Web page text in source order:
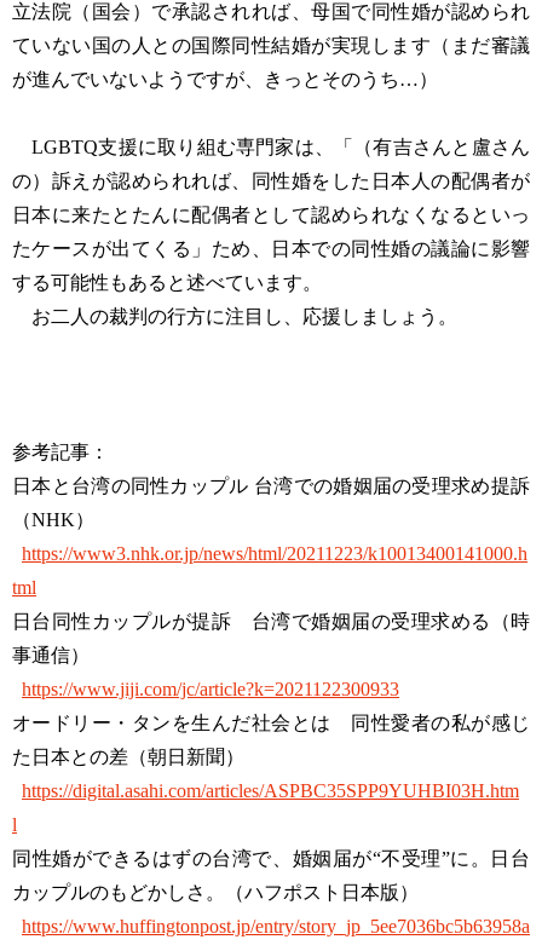
立法院（国会）で承認されれば、母国で同性婚が認められ
ていない国の人との国際同性結婚が実現します（まだ審議
が進んでいないようですが、きっとそのうち…）
LGBTQ支援に取り組む専門家は、「（有吉さんと盧さん
の）訴えが認められれば、同性婚をした日本人の配偶者が
日本に来たとたんに配偶者として認められなくなるといっ
たケースが出てくる」ため、日本での同性婚の議論に影響
する可能性もあると述べています。
お二人の裁判の行方に注目し、応援しましょう。
参考記事：
日本と台湾の同性カップル 台湾での婚姻届の受理求め提訴
（NHK）
https://www3.nhk.or.jp/news/html/20211223/k10013400141000.h
tml
日台同性カップルが提訴 台湾で婚姻届の受理求める（時
事通信）
https://www.jiji.com/jc/article?k=2021122300933
オードリー・タンを生んだ社会とは 同性愛者の私が感じ
た日本との差（朝日新聞）
https://digital.asahi.com/articles/ASPBC35SPP9YUHBI03H.htm
l
同性婚ができるはずの台湾で、婚姻届が“不受理”に。日台
カップルのもどかしさ。（ハフポスト日本版）
https://www.huffingtonpost.jp/entry/story_jp_5ee7036bc5b63958a